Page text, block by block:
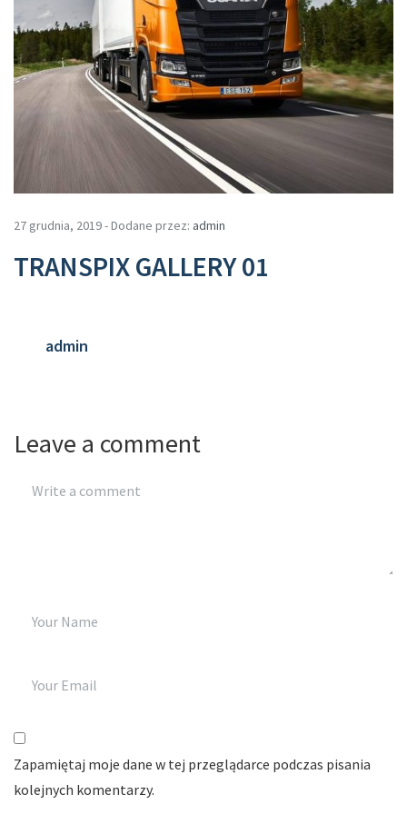
27 grudnia, 2019 - Dodane przez: admin
TRANSPIX GALLERY 01
admin
Leave a comment
Zapamiętaj moje dane w tej przeglądarce podczas pisania
kolejnych komentarzy.